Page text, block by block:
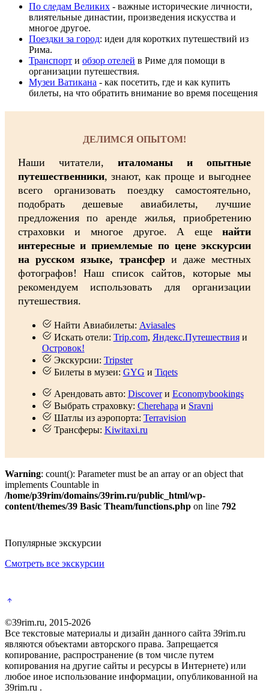
По следам Великих - важные исторические личности,
влиятельные династии, произвeдения искусства и
многое другое.
Поездки за город: идеи для коротких путешествий из
Рима.
Транспорт и обзор отелей в Риме для помощи в
организации путешествия.
Музеи Ватикана - как посетить, где и как купить
билеты, на что обратить внимание во время посещения
ДЕЛИМСЯ ОПЫТОМ!
Наши читатели, италоманы и опытные
путешественники, знают, как проще и выгоднее
всего организовать поездку самостоятельно,
подобрать дешевые авиабилеты, лучшие
предложения по аренде жилья, приобретению
страховки и многое другое. А ещенайти
интересные и приемлемые по цене экскурсии
на русском языке, трансфери даже местных
фотографов! Наш список сайтов, которые мы
рекомендуем использовать для организации
путешествия.
Найти Авиабилеты: Aviasales
Искать отели: Trip.com, Яндекс.Путешествияи
Островок!
Экскурсии: Tripster
Билеты в музеи: GYG и Tiqets
Арендовать авто: Discoverи Economybookings
Выбрать страховку: Cherehapa и Sravni
Шатлы из аэропорта: Terravision
Трансферы: Kiwitaxi.ru
Warning: count(): Parameter must be an array or an object that
implements Countable in
/home/p39rim/domains/39rim.ru/public_html/wp-
content/themes/39 Basic Theam/functions.php on line 792
Популярные экскурсии
Смотреть все экскурсии
©39rim.ru, 2015-2026
Все текстовые материалы и дизайн данного сайта 39rim.ru
являются объектами авторского права. Запрещается
копирование, распространение (в том числе путем
копирования на другие сайты и ресурсы в Интернете) или
любое иное использование информации, опубликованной на
39rim.ru .